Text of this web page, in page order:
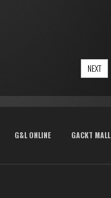
NEXT
G&L ONLINE GACKT MALL